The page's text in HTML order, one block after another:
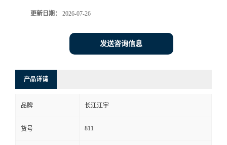
更新日期： 2026-07-26
发送咨询信息
产品详请
品牌 长江江宇
货号 811